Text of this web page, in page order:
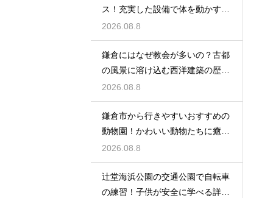
ス！充実した設備で体を動かす休
日のレビュー
2026.08.8
鎌倉にはなぜ教会が多いの？古都
の風景に溶け込む西洋建築の歴史
と謎に迫る
2026.08.8
鎌倉市から行きやすいおすすめの
動物園！かわいい動物たちに癒さ
れる休日
2026.08.8
辻堂海浜公園の交通公園で自転車
の練習！子供が安全に学べる詳細